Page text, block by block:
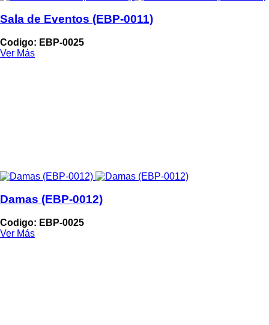
Sala de Eventos (EBP-0011)
Codigo: EBP-0025
Ver Más
Damas (EBP-0012)
Codigo: EBP-0025
Ver Más